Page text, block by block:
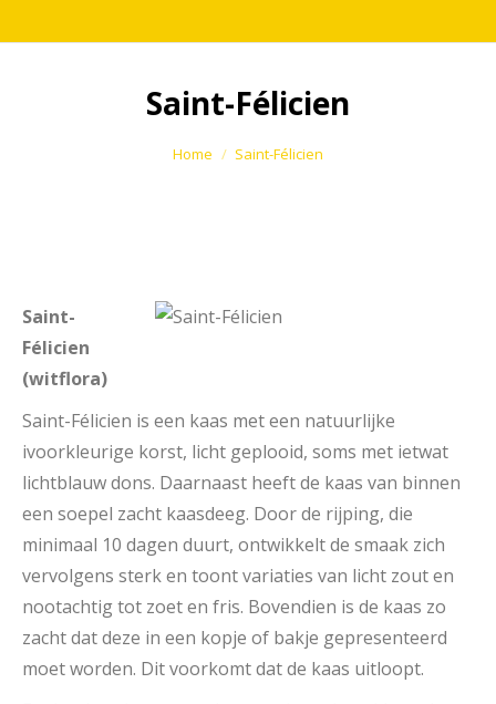
Saint-Félicien
Je bent hier:
Home Saint-Félicien
Saint-
Félicien
(witflora)
Saint-Félicien is een kaas met een natuurlijke
ivoorkleurige korst, licht geplooid, soms met ietwat
lichtblauw dons. Daarnaast heeft de kaas van binnen
een soepel zacht kaasdeeg. Door de rijping, die
minimaal 10 dagen duurt, ontwikkelt de smaak zich
vervolgens sterk en toont variaties van licht zout en
nootachtig tot zoet en fris. Bovendien is de kaas zo
zacht dat deze in een kopje of bakje gepresenteerd
moet worden. Dit voorkomt dat de kaas uitloopt.